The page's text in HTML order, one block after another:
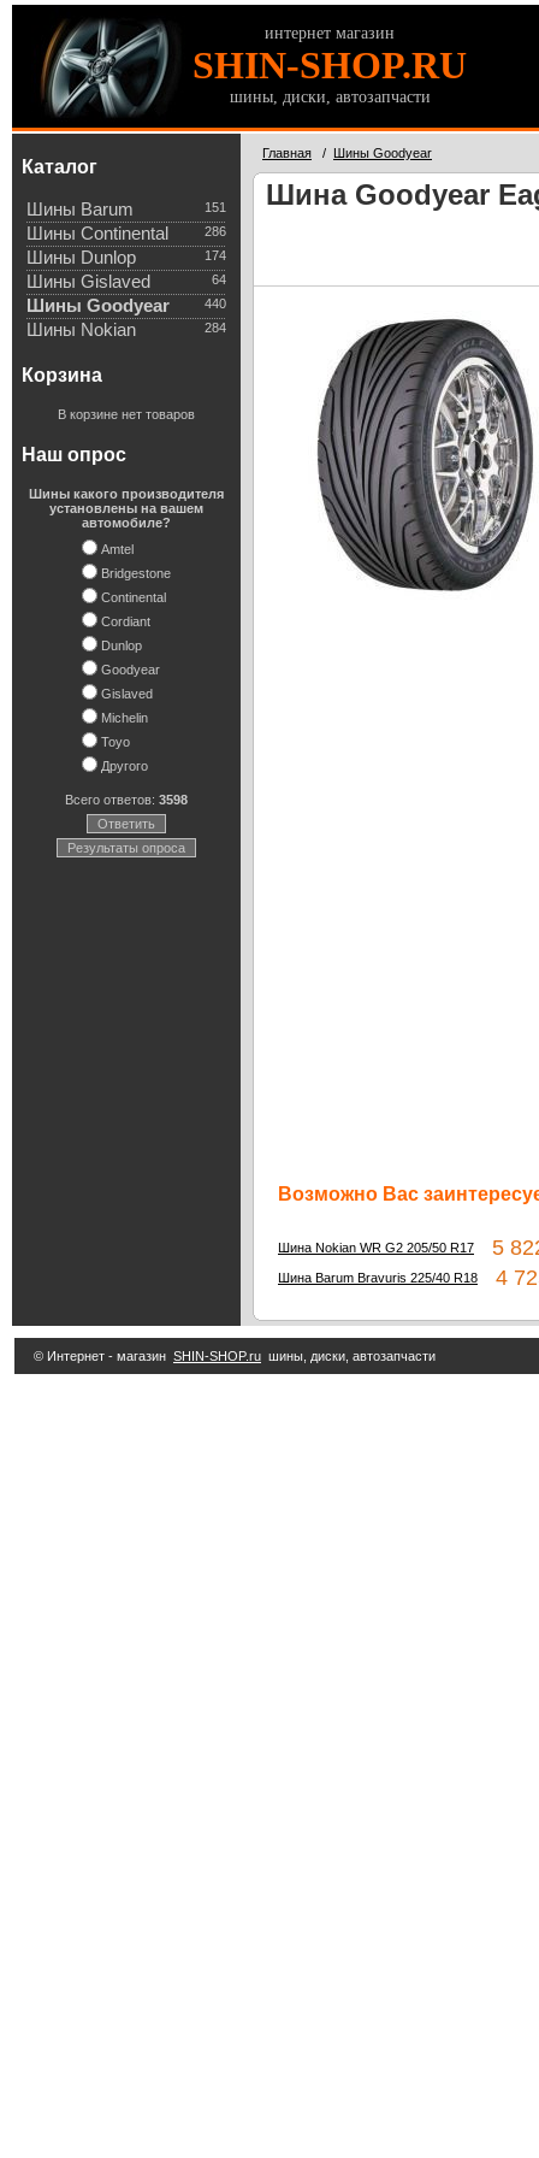
интернет магазин
SHIN-SHOP.RU
шины, диски, автозапчасти
Каталог
151
Шины Barum
286
Шины Continental
174
Шины Dunlop
64
Шины Gislaved
440
Шины Goodyear
284
Шины Nokian
Корзина
В корзине нет товаров
Наш опрос
Шины какого производителя
установлены на вашем
автомобиле?
Amtel
Bridgestone
Continental
Cordiant
Dunlop
Goodyear
Gislaved
Michelin
Toyo
Другого
Всего ответов: 3598
Ответить
Результаты опроса
Главная / Шины Goodyear
Шина Goodyear
Возможно Вас
Шина Nokian WR G2 205/50 R17 5
Шина Barum Bravuris 225/40 R18 4
© Интернет - магазин SHIN-SHOP.ru шины, диски, автозапчасти